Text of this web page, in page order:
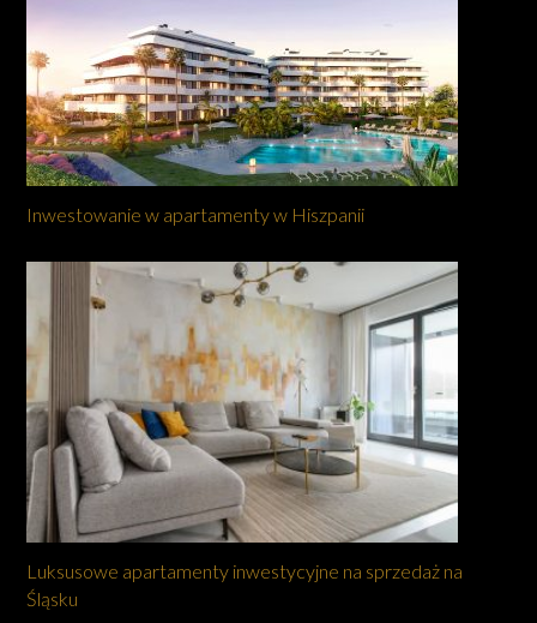
Inwestowanie w apartamenty w Hiszpanii
Luksusowe apartamenty inwestycyjne na sprzedaż na
Śląsku